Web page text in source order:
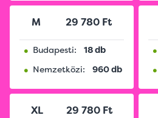
M 29 780 Ft
• Budapesti: 18 db
• Nemzetközi: 960 db
•
•
XL 29 780 Ft